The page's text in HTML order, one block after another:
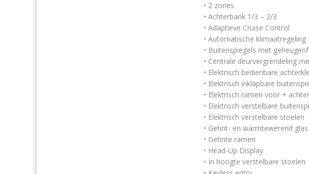
• 2 zones
• Achterbank 1/3 – 2/3
• Adaptieve Cruise Control
• Automatische klimaatregeling
• Buitenspiegels met
• Centrale deurvergrendeling
• Elektrisch bedienbare
• Elektrisch inklapbare
• Elektrisch ramen voor + achter
• Elektrisch verstelbare
• Elektrisch verstelbare stoelen
• Getint- en warmtewerend glas
• Getinte ramen
• Head-Up Display
• In hoogte verstelbare stoelen